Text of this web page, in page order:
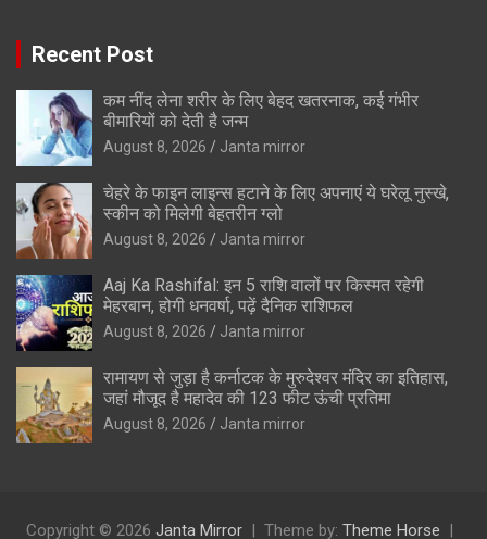
Recent Post
कम नींद लेना शरीर के लिए बेहद खतरनाक, कई गंभीर
बीमारियों को देती है जन्म
August 8, 2026 Janta mirror
चेहरे के फाइन लाइन्स हटाने के लिए अपनाएं ये घरेलू नुस्खे,
स्कीन को मिलेगी बेहतरीन ग्लो
August 8, 2026 Janta mirror
Aaj Ka Rashifal: इन 5 राशि वालों पर किस्मत रहेगी
मेहरबान, होगी धनवर्षा, पढ़ें दैनिक राशिफल
August 8, 2026 Janta mirror
रामायण से जुड़ा है कर्नाटक के मुरुदेश्वर मंदिर का इतिहास,
जहां मौजूद है महादेव की 123 फीट ऊंची प्रतिमा
August 8, 2026 Janta mirror
Copyright © 2026 Janta Mirror Theme by: Theme Horse